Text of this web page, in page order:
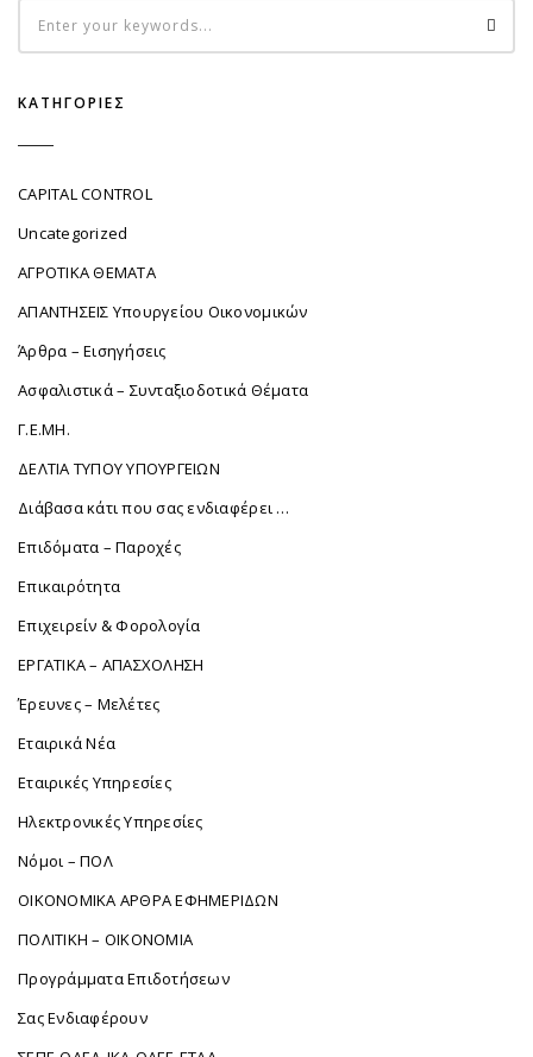
ΚΑΤΗΓΟΡΊΕΣ
CAPITAL CONTROL
Uncategorized
ΑΓΡΟΤΙΚΑ ΘΕΜΑΤΑ
ΑΠΑΝΤΗΣΕΙΣ Υπουργείου Οικονομικών
Άρθρα – Εισηγήσεις
Ασφαλιστικά – Συνταξιοδοτικά Θέματα
Γ.Ε.ΜΗ.
ΔΕΛΤΙΑ ΤΥΠΟΥ ΥΠΟΥΡΓΕΙΩΝ
Διάβασα κάτι που σας ενδιαφέρει …
Επιδόματα – Παροχές
Επικαιρότητα
Επιχειρείν & Φορολογία
ΕΡΓΑΤΙΚΑ – ΑΠΑΣΧΟΛΗΣΗ
Έρευνες – Μελέτες
Εταιρικά Νέα
Εταιρικές Υπηρεσίες
Ηλεκτρονικές Υπηρεσίες
Νόμοι – ΠΟΛ
ΟΙΚΟΝΟΜΙΚΑ ΑΡΘΡΑ ΕΦΗΜΕΡΙΔΩΝ
ΠΟΛΙΤΙΚΗ – ΟΙΚΟΝΟΜΙΑ
Προγράμματα Επιδοτήσεων
Σας Ενδιαφέρουν